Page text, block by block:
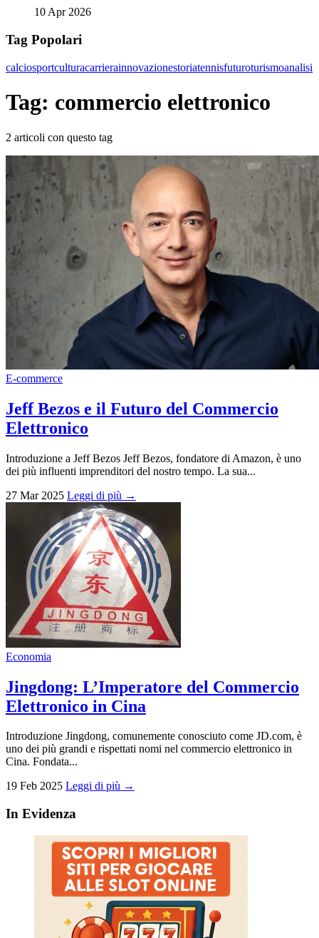
10 Apr 2026
Tag Popolari
calciosportculturacarrierainnovazionestoriatennisfuturoturismoanalisi
Tag: commercio elettronico
2 articoli con questo tag
E-commerce
Jeff Bezos e il Futuro del Commercio
Elettronico
Introduzione a Jeff Bezos Jeff Bezos, fondatore di Amazon, è uno
dei più influenti imprenditori del nostro tempo. La sua...
27 Mar 2025 Leggi di più →
Economia
Jingdong: L’Imperatore del Commercio
Elettronico in Cina
Introduzione Jingdong, comunemente conosciuto come JD.com, è
uno dei più grandi e rispettati nomi nel commercio elettronico in
Cina. Fondata...
19 Feb 2025 Leggi di più →
In Evidenza